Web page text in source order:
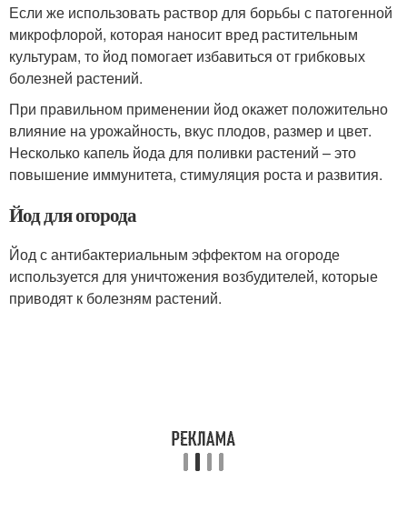
Если же использовать раствор для борьбы с патогенной
микрофлорой, которая наносит вред растительным
культурам, то йод помогает избавиться от грибковых
болезней растений.
При правильном применении йод окажет положительно
влияние на урожайность, вкус плодов, размер и цвет.
Несколько капель йода для поливки растений – это
повышение иммунитета, стимуляция роста и развития.
Йод для огорода
Йод с антибактериальным эффектом на огороде
используется для уничтожения возбудителей, которые
приводят к болезням растений.